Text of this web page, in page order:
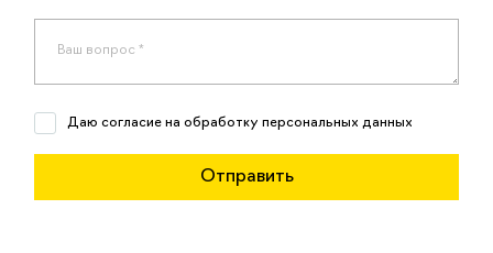
Даю согласие на обработку персональных данных